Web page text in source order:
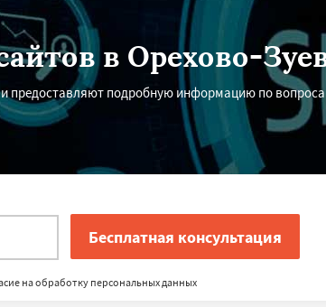
в Орехово-
предоставляют подробную информацию по
на обработку персональных данных